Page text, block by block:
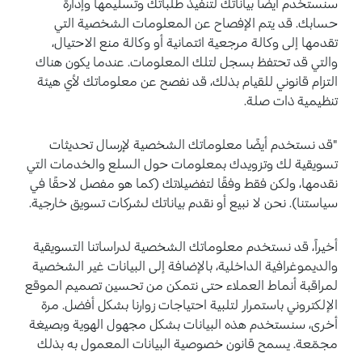
حسابك. قد يتم الإفصاح عن المعلومات الشخصية التي
تقدمها إلى وكالة مرجعية ائتمانية أو وكالة منع الاحتيال،
والتي قد تحتفظ بسجل لتلك المعلومات. عندما يكون هناك
التزام قانوني للقيام بذلك، قد نفصح عن معلوماتك لأي هيئة
تنظيمية ذات صلة.
"قد نستخدم أيضًا معلوماتك الشخصية لإرسال تحديثات
تسويقية لك وتزويدك بمعلومات حول السلع والخدمات التي
نقدمها، ولكن فقط وفقًا لتفضيلاتك (كما هو مفصل لاحقًا في
سياستنا). نحن لا نبيع أو نقدم بياناتك لشركات تسويق خارجية.
أخيراً، قد نستخدم معلوماتك الشخصية لدراساتنا التسويقية
والديموغرافية الداخلية، بالإضافة إلى البيانات غير الشخصية
لمراقبة أنماط العملاء حتى نتمكن من تحسين تصميم الموقع
الإلكتروني باستمرار لتلبية احتياجات زوارنا بشكل أفضل. مرة
أخرى، سنستخدم هذه البيانات بشكل مجهول الهوية وبصيغة
مجمّعة. يسمح قانون خصوصية البيانات المعمول به بذلك